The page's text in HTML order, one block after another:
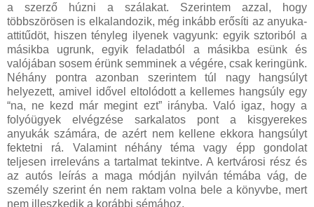
a szerző húzni a szálakat. Szerintem azzal, hogy
többszörösen is elkalandozik, még inkább erősíti az anyuka-
attitűdöt, hiszen tényleg ilyenek vagyunk: egyik sztoriból a
másikba ugrunk, egyik feladatból a másikba esünk és
valójában sosem érünk semminek a végére, csak keringünk.
Néhány pontra azonban szerintem túl nagy hangsúlyt
helyezett, amivel idővel eltolódott a kellemes hangsúly egy
“na, ne kezd már megint ezt” irányba. Való igaz, hogy a
folyóügyek elvégzése sarkalatos pont a kisgyerekes
anyukák számára, de azért nem kellene ekkora hangsúlyt
fektetni rá. Valamint néhány téma vagy épp gondolat
teljesen irreleváns a tartalmat tekintve. A kertvárosi rész és
az autós leírás a maga módján nyilván témába vág, de
személy szerint én nem raktam volna bele a könyvbe, mert
nem illeszkedik a korábbi sémához.